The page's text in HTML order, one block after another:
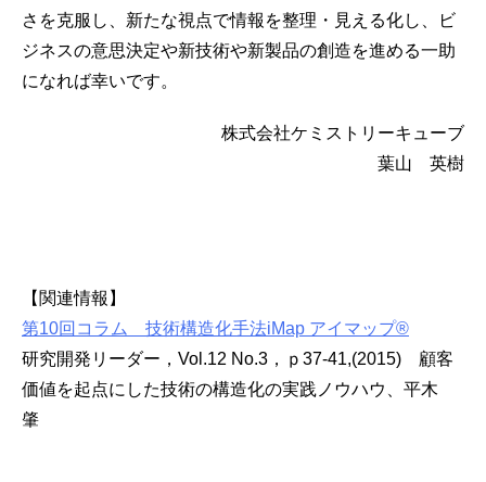
さを克服し、新たな視点で情報を整理・見える化し、ビ
ジネスの意思決定や新技術や新製品の創造を進める一助
になれば幸いです。
株式会社ケミストリーキューブ
葉山 英樹
【関連情報】
第10回コラム 技術構造化手法iMap アイマップ®
研究開発リーダー，Vol.12 No.3，ｐ37-41,(2015) 顧客
価値を起点にした技術の構造化の実践ノウハウ、平木
肇